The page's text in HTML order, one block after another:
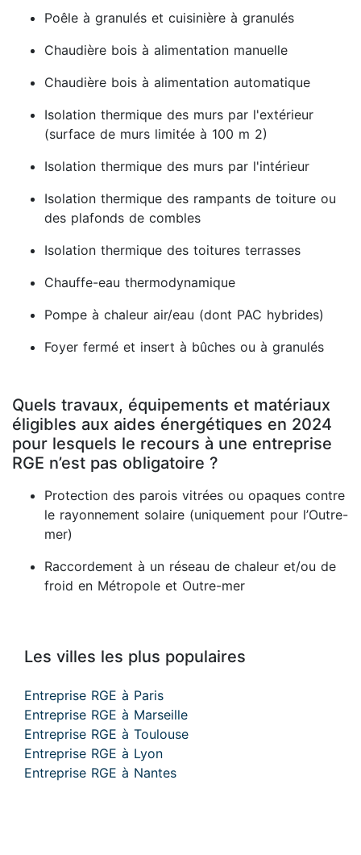
Poêle à granulés et cuisinière à granulés
Chaudière bois à alimentation manuelle
Chaudière bois à alimentation automatique
Isolation thermique des murs par l'extérieur
(surface de murs limitée à 100 m 2)
Isolation thermique des murs par l'intérieur
Isolation thermique des rampants de toiture ou
des plafonds de combles
Isolation thermique des toitures terrasses
Chauffe-eau thermodynamique
Pompe à chaleur air/eau (dont PAC hybrides)
Foyer fermé et insert à bûches ou à granulés
Quels travaux, équipements et matériaux
éligibles aux aides énergétiques en 2024
pour lesquels le recours à une entreprise
RGE n’est pas obligatoire ?
Protection des parois vitrées ou opaques contre
le rayonnement solaire (uniquement pour l’Outre-
mer)
Raccordement à un réseau de chaleur et/ou de
froid en Métropole et Outre-mer
Les villes les plus populaires
Entreprise RGE à Paris
Entreprise RGE à Marseille
Entreprise RGE à Toulouse
Entreprise RGE à Lyon
Entreprise RGE à Nantes